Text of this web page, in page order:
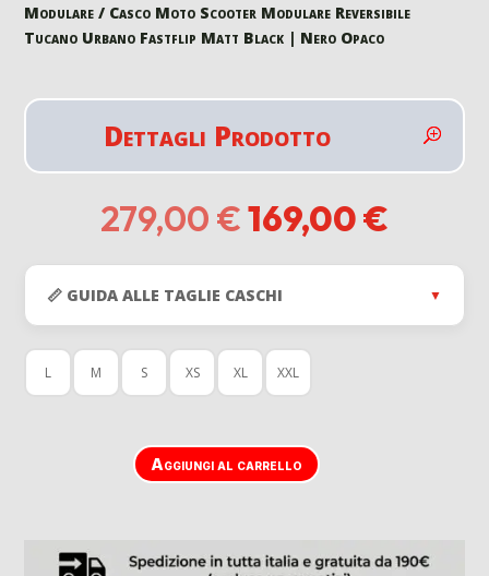
Modulare / Casco Moto Scooter Modulare Reversibile
Tucano Urbano Fastflip Matt Black | Nero Opaco
Dettagli Prodotto
279,00 €Il
prezzo
originale
era:
279,00 €.
169,00€
📏 GUIDA ALLE TAGLIE CASCHI ▼
L M S XS XL XXL
Aggiungi al carrello